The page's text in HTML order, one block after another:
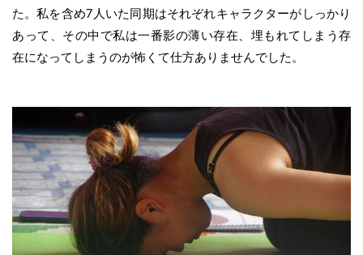
た。私を含め7人いた同期はそれぞれキャラクターがしっかり
あって、その中で私は一番影の薄い存在、埋もれてしまう存
在になってしまうのが怖くて仕方ありませんでした。